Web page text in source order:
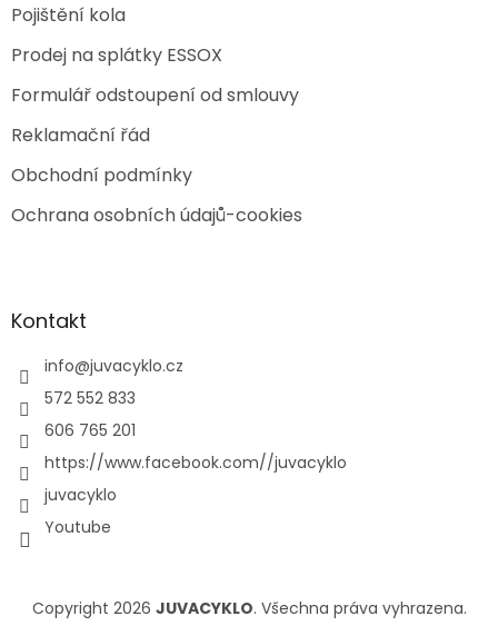
Pojištění kola
Prodej na splátky ESSOX
Formulář odstoupení od smlouvy
Reklamační řád
Obchodní podmínky
Ochrana osobních údajů-cookies
Kontakt
info@juvacyklo.cz
572 552 833
606 765 201
https://www.facebook.com//juvacyklo
juvacyklo
Youtube
Copyright 2026 JUVACYKLO. Všechna práva vyhrazena.